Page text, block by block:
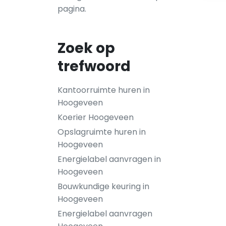
pagina.
Zoek op
trefwoord
Kantoorruimte huren in
Hoogeveen
Koerier Hoogeveen
Opslagruimte huren in
Hoogeveen
Energielabel aanvragen in
Hoogeveen
Bouwkundige keuring in
Hoogeveen
Energielabel aanvragen